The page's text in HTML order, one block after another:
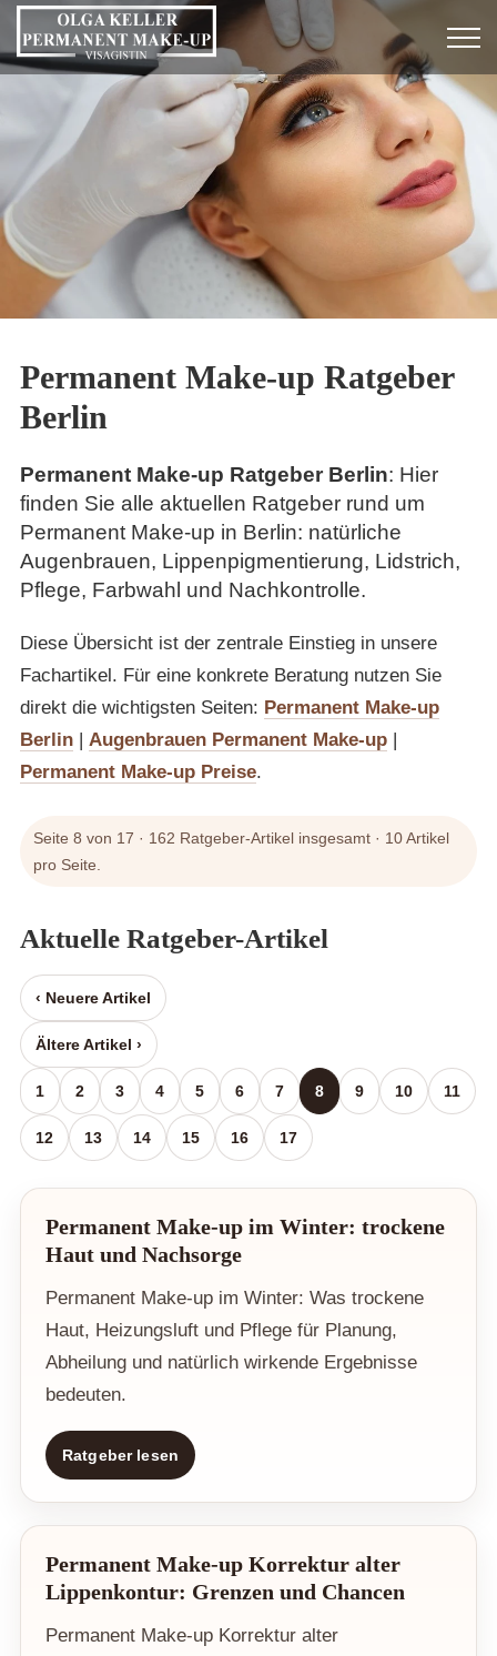
Permanent Make-up Ratgeber
Berlin
Permanent Make-up Ratgeber Berlin: Hier
finden Sie alle aktuellen Ratgeber rund um
Permanent Make-up in Berlin: natürliche
Augenbrauen, Lippenpigmentierung, Lidstrich,
Pflege, Farbwahl und Nachkontrolle.
Diese Übersicht ist der zentrale Einstieg in unsere
Fachartikel. Für eine konkrete Beratung nutzen Sie
direkt die wichtigsten Seiten: Permanent Make-up
Berlin
Augenbrauen Permanent Make-up
Permanent Make-up Preise.
Seite 8 von 17 · 162 Ratgeber-Artikel insgesamt · 10 Artikel
pro Seite.
Aktuelle Ratgeber-Artikel
‹ Neuere Artikel
1 2 3 4 5 6 7 8 9 10 11
12 13 14 15 16 17
Ältere Artikel ›
Permanent Make-up im Winter: trockene
Haut und Nachsorge
Permanent Make-up im Winter: Was trockene
Haut, Heizungsluft und Pflege für Planung,
Abheilung und natürlich wirkende Ergebnisse
bedeuten.
Ratgeber lesen
Permanent Make-up Korrektur alter
Lippenkontur: Grenzen und Chancen
Permanent Make-up Korrektur alter